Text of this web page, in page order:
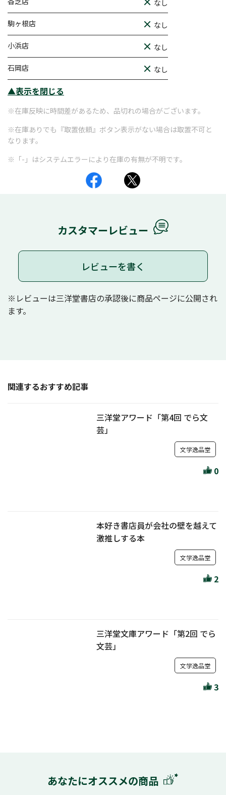
なし
駒ヶ根店 なし
小浜店 なし
石岡店 なし
▲表示を閉じる
※在庫反映に時間差があるため、品切れの場合がございます。
※在庫ありでも『取置依頼』ボタン表示がない場合は取置不可と
なります。
※「-」はシステムエラーにより在庫の有無が不明です。
カスタマーレビュー
レビューを書く
※レビューは三洋堂書店の承認後に商品ページに公開され
ます。
関連するおすすめ記事
三洋堂アワード「第4回 でら文
芸」
文学逸品堂
0
本好き書店員が会社の壁を越えて
激推しする本
文学逸品堂
2
三洋堂文庫アワード「第2回 でら
文芸」
文学逸品堂
3
あなたにオススメの商品